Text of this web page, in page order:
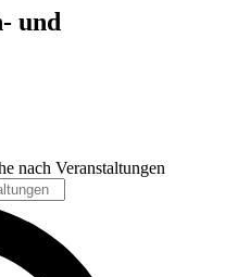
und
nach Veranstaltungen